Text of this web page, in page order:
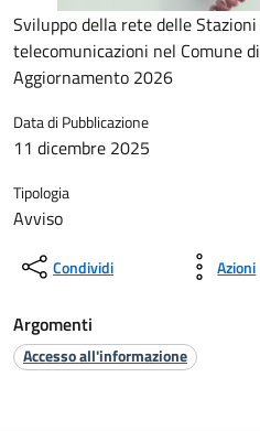
Sviluppo della rete delle
telecomunicazioni nel Comune
Aggiornamento 2026
Data di Pubblicazione
11 dicembre 2025
Tipologia
Avviso
Condividi Azioni
Argomenti
Accesso all'informazione